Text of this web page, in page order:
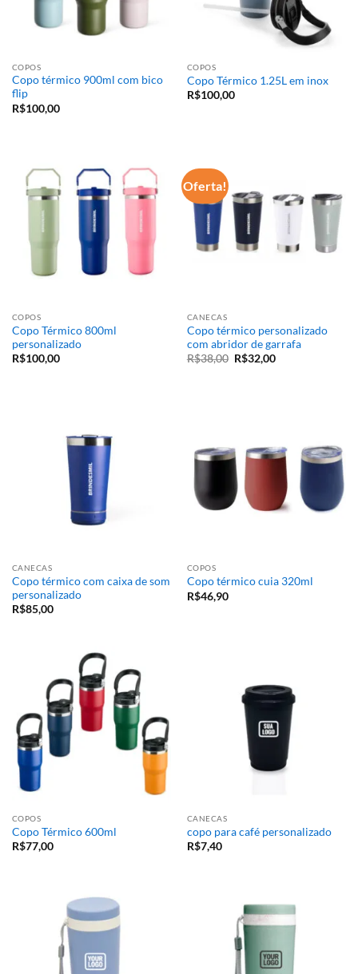
COPOS
Copo térmico 900ml com bico
flip
R$100,00
COPOS
Copo Térmico 1.25L em inox
R$100,00
COPOS
Copo Térmico 800ml
personalizado
R$100,00
Oferta!
CANECAS
Copo térmico personalizado
com abridor de garrafa
R$38,00 R$32,00
CANECAS
Copo térmico com caixa de som
personalizado
R$85,00
COPOS
Copo térmico cuia 320ml
R$46,90
COPOS
Copo Térmico 600ml
R$77,00
CANECAS
copo para café personalizado
R$7,40